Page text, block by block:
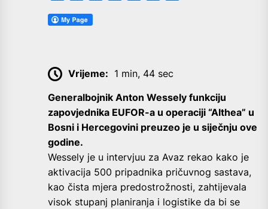
Vrijeme: 1 min, 44 sec
Generalbojnik Anton Wessely funkciju
zapovjednika EUFOR-a u operaciji “Althea” u
Bosni i Hercegovini preuzeo je u siječnju ove
godine.
Wessely je u intervjuu za Avaz rekao kako je
aktivacija 500 pripadnika pričuvnog sastava,
kao čista mjera predostrožnosti, zahtijevala
visok stupanj planiranja i logistike da bi se